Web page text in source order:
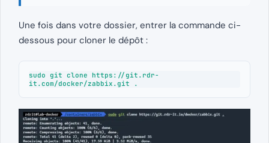
Une fois dans votre dossier, entrer la commande ci-
dessous pour cloner le dépôt :
sudo git clone https://git.rdr-
it.com/docker/zabbix.git .